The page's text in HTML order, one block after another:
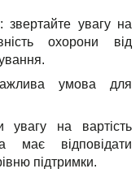
звертайте увагу на
охорони від
умова для
увагу на вартість
має відповідати
підтримки.